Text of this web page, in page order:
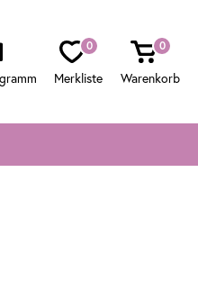
0 0